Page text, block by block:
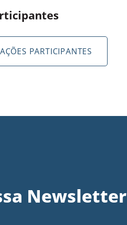
PARTICIPANTES
Newsletter